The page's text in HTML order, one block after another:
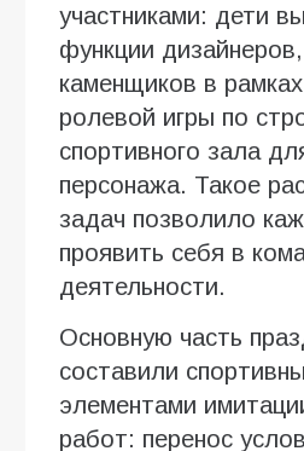
участниками: дети
функции
каменщиков в
ролевой игры по
спортивного зала
персонажа. Такое
задач позволило
проявить себя в
деятельности.
Основную часть
составили
элементами
работ: перенос